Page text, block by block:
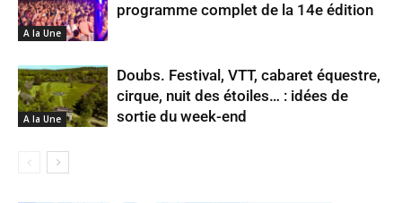
A la Une
programme complet de la 14e édition
A la Une
Doubs. Festival, VTT, cabaret équestre,
cirque, nuit des étoiles… : idées de
sortie du week-end